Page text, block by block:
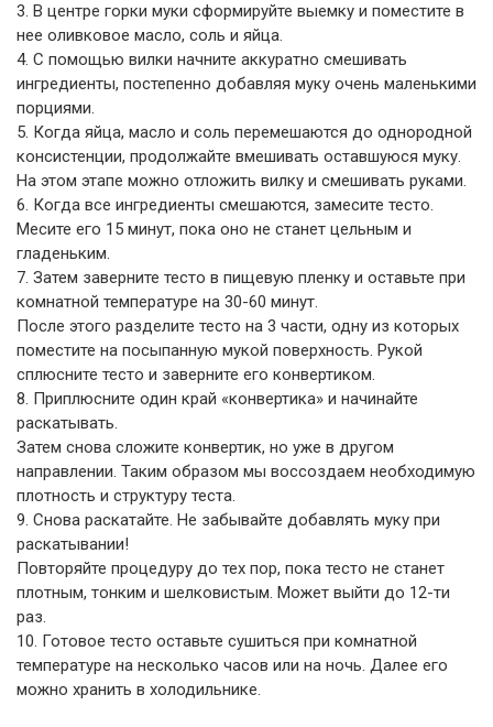
3. В центре горки муки сформируйте выемку и поместите в
нее оливковое масло, соль и яйца.
4. С помощью вилки начните аккуратно смешивать
ингредиенты, постепенно добавляя муку очень маленькими
порциями.
5. Когда яйца, масло и соль перемешаются до однородной
консистенции, продолжайте вмешивать оставшуюся муку.
На этом этапе можно отложить вилку и смешивать руками.
6. Когда все ингредиенты смешаются, замесите тесто.
Месите его 15 минут, пока оно не станет цельным и
гладеньким.
7. Затем заверните тесто в пищевую пленку и оставьте при
комнатной температуре на 30-60 минут.
После этого разделите тесто на 3 части, одну из которых
поместите на посыпанную мукой поверхность. Рукой
сплюсните тесто и заверните его конвертиком.
8. Приплюсните один край «конвертика» и начинайте
раскатывать.
Затем снова сложите конвертик, но уже в другом
направлении. Таким образом мы воссоздаем необходимую
плотность и структуру теста.
9. Снова раскатайте. Не забывайте добавлять муку при
раскатывании!
Повторяйте процедуру до тех пор, пока тесто не станет
плотным, тонким и шелковистым. Может выйти до 12-ти
раз.
10. Готовое тесто оставьте сушиться при комнатной
температуре на несколько часов или на ночь. Далее его
можно хранить в холодильнике.